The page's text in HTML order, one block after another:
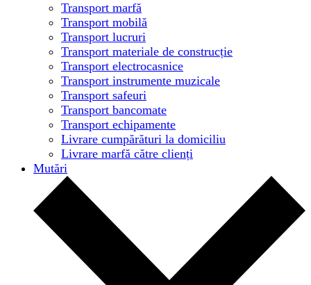
Transport marfă
Transport mobilă
Transport lucruri
Transport materiale de construcție
Transport electrocasnice
Transport instrumente muzicale
Transport safeuri
Transport bancomate
Transport echipamente
Livrare cumpărături la domiciliu
Livrare marfă către clienți
Mutări